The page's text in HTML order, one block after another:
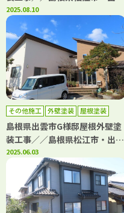
市・大田市・雲南市・鳥取県米
子市・境港市の「きじま塗装」
2025.08.10
その他施工 外壁塗装 屋根塗装
島根県出雲市G様邸屋根外壁塗
装工事／／島根県松江市・出雲
市・大田市・雲南市の「きじま
塗装」
2025.06.03